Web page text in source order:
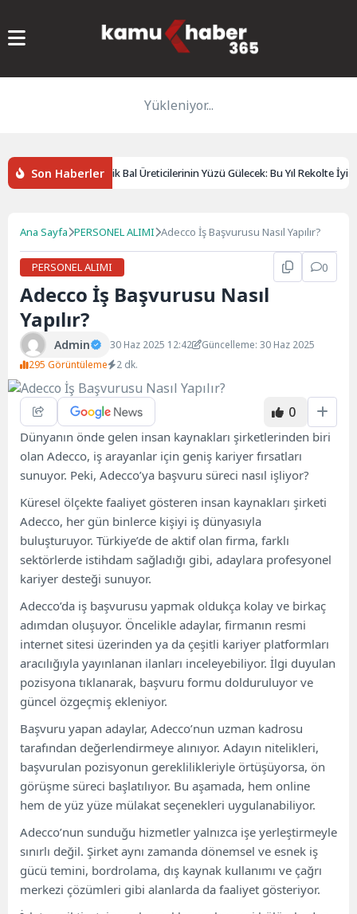
Yükleniyor...
Son Haberler
Pervari’de Organik Bal Üreticilerinin Yüzü Gülecek: Bu Yıl Rekolte İyi
Ana Sayfa PERSONEL ALIMI Adecco İş Başvurusu Nasıl Yapılır?
PERSONEL ALIMI 0
Adecco İş Başvurusu Nasıl
Yapılır?
Admin 30 Haz 2025 12:42
Güncelleme: 30 Haz 2025
295 Görüntüleme
2 dk.
0
Dünyanın önde gelen insan kaynakları şirketlerinden biri
olan Adecco, iş arayanlar için geniş kariyer fırsatları
sunuyor. Peki, Adecco’ya başvuru süreci nasıl işliyor?
Küresel ölçekte faaliyet gösteren insan kaynakları şirketi
Adecco, her gün binlerce kişiyi iş dünyasıyla
buluşturuyor. Türkiye’de de aktif olan firma, farklı
sektörlerde istihdam sağladığı gibi, adaylara profesyonel
kariyer desteği sunuyor.
Adecco’da iş başvurusu yapmak oldukça kolay ve birkaç
adımdan oluşuyor. Öncelikle adaylar, firmanın resmi
internet sitesi üzerinden ya da çeşitli kariyer platformları
aracılığıyla yayınlanan ilanları inceleyebiliyor. İlgi duyulan
pozisyona tıklanarak, başvuru formu dolduruluyor ve
güncel özgeçmiş ekleniyor.
Başvuru yapan adaylar, Adecco’nun uzman kadrosu
tarafından değerlendirmeye alınıyor. Adayın nitelikleri,
başvurulan pozisyonun gereklilikleriyle örtüşüyorsa, ön
görüşme süreci başlatılıyor. Bu aşamada, hem online
hem de yüz yüze mülakat seçenekleri uygulanabiliyor.
Adecco’nun sunduğu hizmetler yalnızca işe yerleştirmeyle
sınırlı değil. Şirket aynı zamanda dönemsel ve esnek iş
gücü temini, bordrolama, dış kaynak kullanımı ve çağrı
merkezi çözümleri gibi alanlarda da faaliyet gösteriyor.